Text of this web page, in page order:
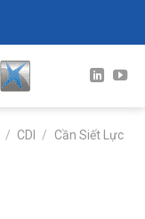
/ CDI /
Cần Siết Lực